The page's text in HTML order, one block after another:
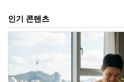
인기 콘텐츠